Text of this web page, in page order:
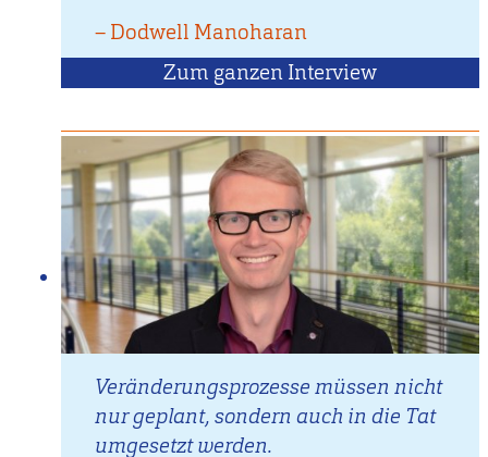
– Zitat
von
Dodwell Manoharan
Zum ganzen Interview
Veränderungsprozesse müssen nicht
nur geplant, sondern auch in die Tat
umgesetzt werden.